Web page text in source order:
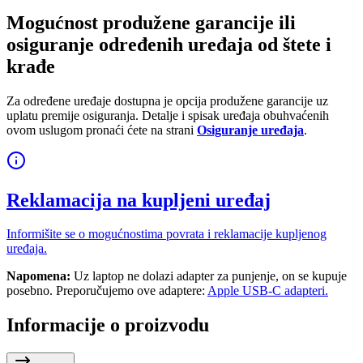
Mogućnost produžene garancije ili
osiguranje određenih uređaja od štete i
krađe
Za određene uređaje dostupna je opcija produžene garancije uz
uplatu premije osiguranja. Detalje i spisak uređaja obuhvaćenih
ovom uslugom pronaći ćete na strani Osiguranje uređaja.
Reklamacija na kupljeni uređaj
Informišite se o mogućnostima povrata i reklamacije kupljenog
uređaja.
Napomena: Uz laptop ne dolazi adapter za punjenje, on se kupuje
posebno. Preporučujemo ove adaptere: Apple USB-C adapteri.
Informacije o proizvodu